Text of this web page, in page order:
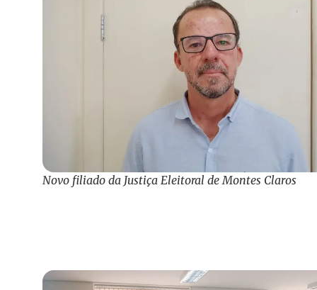
Novo filiado da Justiça Eleitoral de Montes Claros